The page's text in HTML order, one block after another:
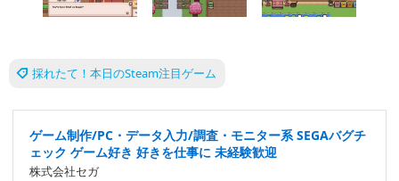
採れたて！本日のSteam注目ゲーム
ゲーム制作/PC・データ入力/調査・モニター系 SEGAバグチ
ェック ゲーム好き 好きを仕事に 未経験歓迎
株式会社セガ